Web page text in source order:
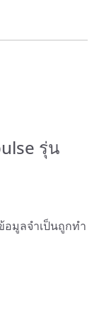
รุ่น
อมูลจำเป็นถูกทำ